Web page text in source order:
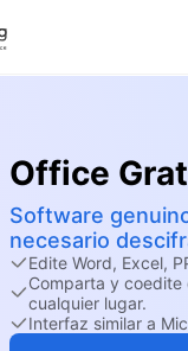
Office
Software
necesario
Edite Word, Excel,
Comparta y coedite
cualquier lugar.
Interfaz similar a